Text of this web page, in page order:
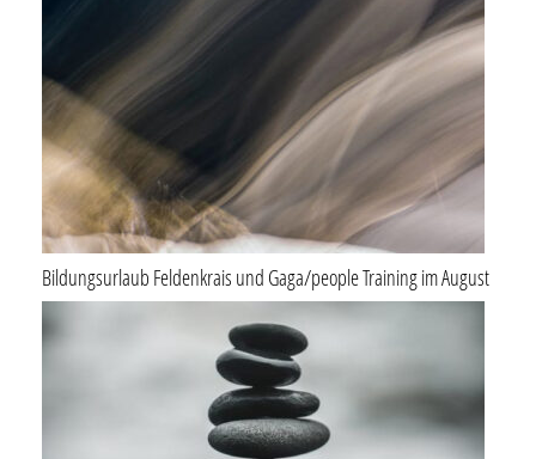
Bildungsurlaub Feldenkrais und Gaga/people Training im August